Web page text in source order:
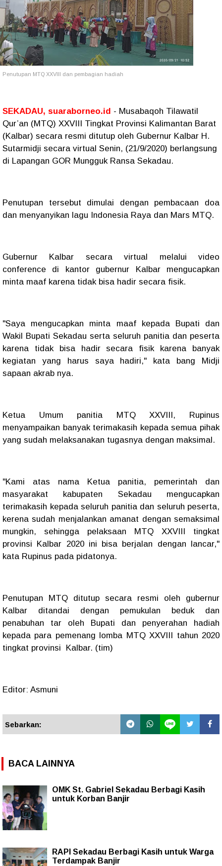
Penutupan MTQ XXVIII dan pembagian hadiah
SEKADAU, suaraborneo.id - Musabaqoh Tilawatil
Qur’an (MTQ) XXVIII Tingkat Provinsi Kalimantan Barat
(Kalbar) secara resmi ditutup oleh Gubernur Kalbar H.
Sutarmidji secara virtual Senin, (21/9/2020) berlangsung
di Lapangan GOR Mungguk Ransa Sekadau.
Penutupan tersebut dimulai dengan pembacaan doa
dan menyanyikan lagu Indonesia Raya dan Mars MTQ.
Gubernur Kalbar secara virtual melalui video
conference di kantor gubernur Kalbar mengucapkan
minta maaf karena tidak bisa hadir secara fisik.
"Saya mengucapkan minta maaf kepada Bupati dan
Wakil Bupati Sekadau serta seluruh panitia dan peserta
karena tidak bisa hadir secara fisik karena banyak
kegiatan yang harus saya hadiri," kata bang Midji
sapaan akrab nya.
Ketua Umum panitia MTQ XXVIII, Rupinus
menyampaikan banyak terimakasih kepada semua pihak
yang sudah melaksanakan tugasnya dengan maksimal.
"Kami atas nama Ketua panitia, pemerintah dan
masyarakat kabupaten Sekadau mengucapkan
terimakasih kepada seluruh panitia dan seluruh peserta,
kerena sudah menjalankan amanat dengan semaksimal
mungkin, sehingga pelaksaan MTQ XXVIII tingkat
provinsi Kalbar 2020 ini bisa berjalan dengan lancar,"
kata Rupinus pada pidatonya.
Penutupan MTQ ditutup secara resmi oleh gubernur
Kalbar ditandai dengan pemukulan beduk dan
penabuhan tar oleh Bupati dan penyerahan hadiah
kepada para pemenang lomba MTQ XXVIII tahun 2020
tingkat provinsi Kalbar. (tim)
Editor: Asmuni
Sebarkan:
BACA LAINNYA
OMK St. Gabriel Sekadau Berbagi Kasih
untuk Korban Banjir
RAPI Sekadau Berbagi Kasih untuk Warga
Terdampak Banjir